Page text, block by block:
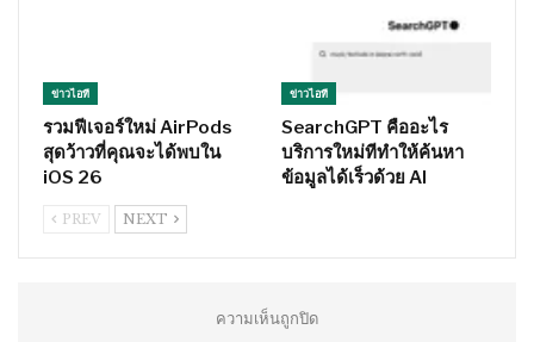
ข่าวไอที
รวมฟีเจอร์ใหม่ AirPods
สุดว้าวที่คุณจะได้พบใน
iOS 26
ข่าวไอที
SearchGPT คืออะไร
บริการใหม่ทีทำให้ค้นหา
ข้อมูลได้เร็วด้วย AI
PREV NEXT
ความเห็นถูกปิด